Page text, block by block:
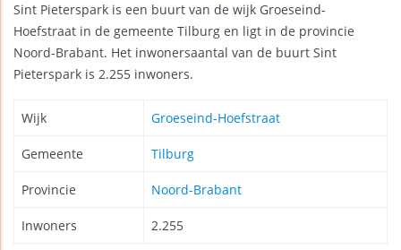
Sint Pieterspark is een buurt van de wijk Groeseind-
Hoefstraat in de gemeente Tilburg en ligt in de provincie
Noord-Brabant. Het inwonersaantal van de buurt Sint
Pieterspark is 2.255 inwoners.
Wijk Groeseind-Hoefstraat
Gemeente Tilburg
Provincie Noord-Brabant
Inwoners 2.255